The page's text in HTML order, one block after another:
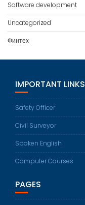
Software development
Uncategorized
Финтех
IMPORTANT LINKS
Safety Officer
Civil Surveyor
Spoken English
Computer Courses
PAGES